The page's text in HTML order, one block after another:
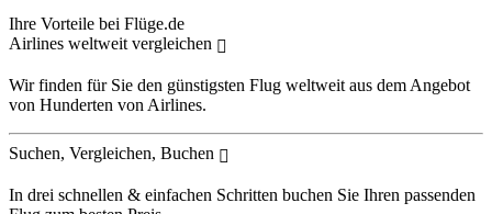
Ihre Vorteile bei Flüge.de
Airlines weltweit vergleichen
Wir finden für Sie den günstigsten Flug weltweit aus dem Angebot
von Hunderten von Airlines.
Suchen, Vergleichen, Buchen
In drei schnellen & einfachen Schritten buchen Sie Ihren passenden